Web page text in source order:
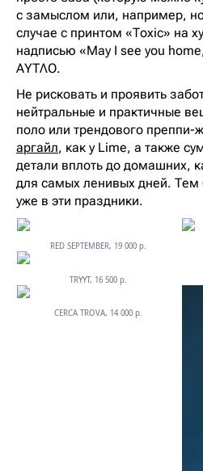
с замыслом или, например,
случае с принтом «Toxic» на
надписью «May I see you
AYTΛO.
Не рисковать и проявить
нейтральные и практичные
поло или трендового
аргайл, как у Lime, а также
детали вплоть до домашних,
для самых ленивых дней. Тем
уже в эти праздники.
RED SEPTEMBER, 19 000 р.
TRYYT, 16 500 р.
CERCA TROVA, 14 000 р.